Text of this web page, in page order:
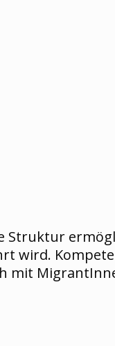
Struktur
wird.
mit